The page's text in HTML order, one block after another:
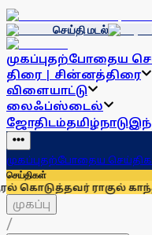
செய்தி மடல்
முகப்புதற்போதைய
திரை | சின்னத்திரை
விளையாட்டு
லைஃப்ஸ்டைல்
ஜோதிடம்தமிழ்நாடு
முகப்புதற்போதைய
செய்திகள்
ராகுல் காந்தி: கார்கே
முகப்பு
/